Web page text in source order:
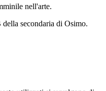
nell'arte.
secondaria di Osimo.